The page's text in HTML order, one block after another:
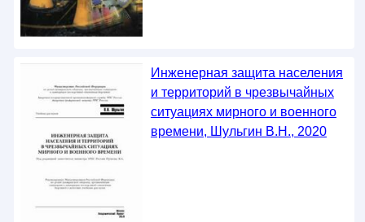
Инженерная защита населения
и территорий в чрезвычайных
ситуациях мирного и военного
времени, Шульгин В.Н., 2020